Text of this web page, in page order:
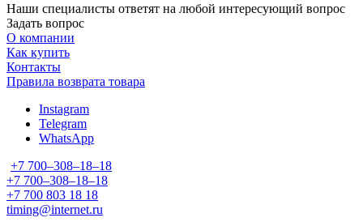
Наши специалисты ответят на любой интересующий вопрос
Задать вопрос
О компании
Как купить
Контакты
Правила возврата товара
Instagram
Telegram
WhatsApp
+7 700‒308‒18‒18
+7 700‒308‒18‒18
+7 700 803 18 18
timing@internet.ru